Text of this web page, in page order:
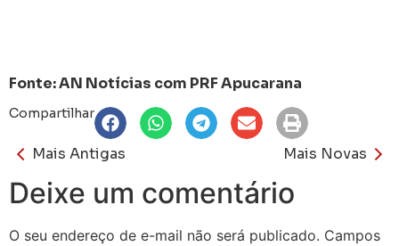
Fonte: AN Notícias com PRF Apucarana
Compartilhar
Mais Antigas Mais Novas
Deixe um comentário
O seu endereço de e-mail não será publicado. Campos